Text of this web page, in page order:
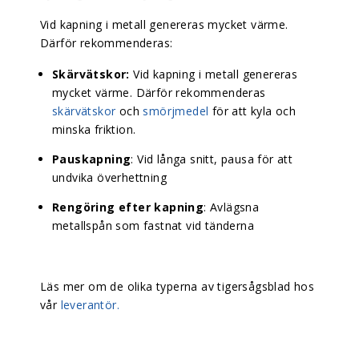
Vid kapning i metall genereras mycket värme.
Därför rekommenderas:
Skärvätskor:Vid kapning i metall genereras
mycket värme. Därför rekommenderas
skärvätskor och smörjmedel för att kyla och
minska friktion.
Pauskapning: Vid långa snitt, pausa för att
undvika överhettning
Rengöring efter kapning: Avlägsna
metallspån som fastnat vid tänderna
Läs mer om de olika typerna av tigersågsblad hos
vår leverantör.